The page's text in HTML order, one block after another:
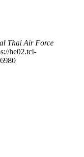
Thai Air Force
he02.tci-